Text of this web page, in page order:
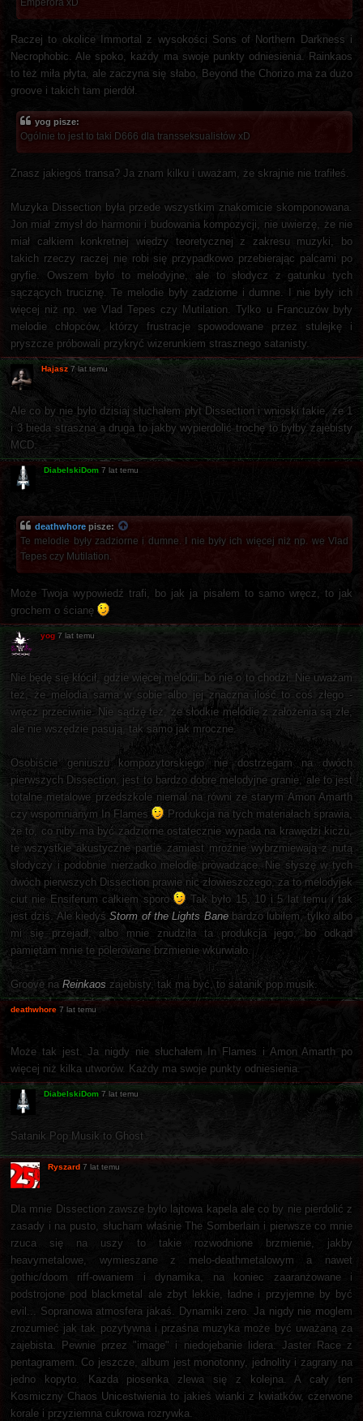
Emperora xD
Raczej to okolice Immortal z wysokości Sons of Northern Darkness i
Necrophobic. Ale spoko, każdy ma swoje punkty odniesienia. Rainkaos
to też miła płyta, ale zaczyna się słabo, Beyond the Chorizo ma za dużo
groove i takich tam pierdół.
yog pisze:
Ogólnie to jest to taki D666 dla transseksualistów xD
Znasz jakiegoś transa? Ja znam kilku i uważam, że skrajnie nie trafiłeś.
Muzyka Dissection była przede wszystkim znakomicie skomponowana.
Jon miał zmysł do harmonii i budowania kompozycji, nie uwierzę, że nie
miał całkiem konkretnej wiedzy teoretycznej z zakresu muzyki, bo
takich rzeczy raczej nie robi się przypadkowo przebierając palcami po
gryfie. Owszem było to melodyjne, ale to słodycz z gatunku tych
sączących truciznę. Te melodie były zadziorne i dumne. I nie były ich
więcej niż np. we Vlad Tepes czy Mutilation. Tylko u Francuzów były
melodie chłopców, którzy frustracje spowodowane przez stulejkę i
pryszcze próbowali przykryć wizerunkiem strasznego satanisty.
Hajasz 7 lat temu
Ale co by nie było dzisiaj słuchałem płyt Dissection i wnioski takie, że 1
i 3 bieda straszna a druga to jakby wypierdolić trochę to byłby zajebisty
MCD.
DiabelskiDom 7 lat temu
deathwhore pisze:
Te melodie były zadziorne i dumne. I nie były ich więcej niż np. we Vlad
Tepes czy Mutilation.
Może Twoja wypowiedź trafi, bo jak ja pisałem to samo wręcz, to jak
grochem o ścianę
yog 7 lat temu
Nie będę się kłócił, gdzie więcej melodii, bo nie o to chodzi. Nie uważam
też, że melodia sama w sobie albo jej znaczna ilość to coś złego -
wręcz przeciwnie. Nie sądzę też, że słodkie melodie z założenia są złe,
ale nie wszędzie pasują, tak samo jak mroczne.
Osobiście geniuszu kompozytorskiego nie dostrzegam na dwóch
pierwszych Dissection, jest to bardzo dobre melodyjne granie, ale to jest
totalne metalowe przedszkole niemal na równi ze starym Amon Amarth
czy wspomnianym In Flames
Produkcja na tych materiałach sprawia,
że to, co niby ma być zadziorne ostatecznie wypada na krawędzi kiczu,
te wszystkie akustyczne partie zamiast mroźnie wybrzmiewają z nutą
słodyczy i podobnie nierzadko melodie prowadzące. Nie słyszę w tych
dwóch pierwszych Dissection prawie nic złowieszczego, za to melodyjek
ciut nie Ensiferum całkiem sporo
Tak było 15, 10 i 5 lat temu i tak
jest dziś. Ale kiedyśStorm of the Lights Banebardzo lubiłem, tylko albo
mi się przejadł, albo mnie znudziła ta produkcja jego, bo odkąd
pamiętam mnie te polerowane brzmienie wkurwiało.
Groove na Reinkaos zajebisty, tak ma być, to satanik pop musik.
deathwhore 7 lat temu
Może tak jest. Ja nigdy nie słuchałem In Flames i Amon Amarth po
więcej niż kilka utworów. Każdy ma swoje punkty odniesienia.
DiabelskiDom 7 lat temu
Satanik Pop Musik to Ghost
Ryszard 7 lat temu
Dla mnie Dissection zawsze było lajtowa kapela ale co by nie pierdolić z
zasady i na pusto, słucham właśnie The Somberlain i pierwsze co mnie
rzuca się na uszy to takie rozwodnione brzmienie, jakby
heavymetalowe, wymieszane z melo-deathmetalowym a nawet
gothic/doom riff-owaniem i dynamika, na koniec zaaranżowane i
podstrojone pod blackmetal ale zbyt lekkie, ładne i przyjemne by być
evil... Sopranowa atmosfera jakaś. Dynamiki zero. Ja nigdy nie moglem
zrozumieć jak tak pozytywna i przaśna muzyka może być uważaną za
zajebista. Pewnie przez "image" i niedojebanie lidera. Jaster Race z
pentagramem. Co jeszcze, album jest monotonny, jednolity i zagrany na
jedno kopyto. Kazda piosenka zlewa się z kolejna. A cały ten
Kosmiczny Chaos Unicestwienia to jakieś wianki z kwiatków, czerwone
korale i przyziemna cukrowa rozrywka.